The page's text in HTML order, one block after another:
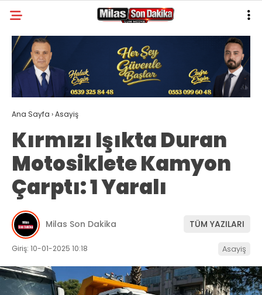
28.9
GALERİ YAZARLAR
MILAS
MUĞLA’DAN
ASAYIŞ
GÜNDEM
EKONOMI
SPOR
VEFAT
İLETIŞIM
Ana Sayfa ›Asayiş
Kırmızı Işıkta Duran
Motosiklete Kamyon
Çarptı: 1 Yaralı
Milas Son Dakika TÜM YAZILARI
Giriş: 10-01-2025 10:18 Asayiş